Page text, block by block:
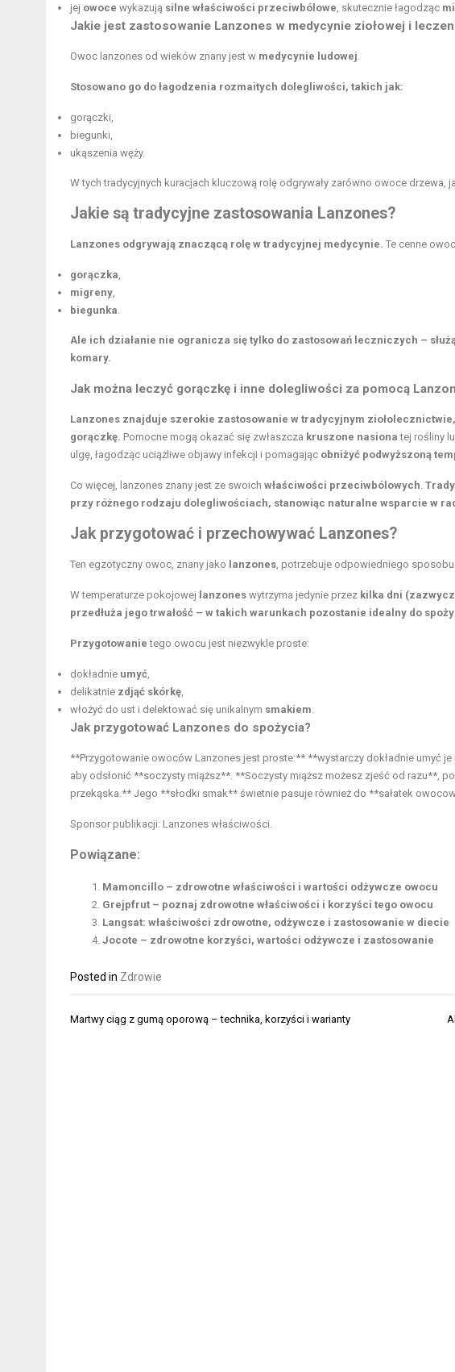
jej owoce wykazują silne właściwości przeciwbólowe , skutecznie łagodząc
Jakie jest zastosowanie Lanzones w medycynie ziołowej i
Owoc lanzones od wieków znany jest w medycynie ludowej
Stosowano go do łagodzenia rozmaitych dolegliwości, takich jak:
gorączki,
biegunki,
ukąszenia węży.
W tych tradycyjnych kuracjach kluczową rolę odgrywały zarówno owoce drzewa,
Jakie są tradycyjne zastosowania Lanzones?
Lanzones odgrywają znaczącą rolę w tradycyjnej medycynie. Te cenne
gorączka
migreny
biegunka
Ale ich działanie nie ogranicza się tylko do zastosowań leczniczych –
komary.
Jak można leczyć gorączkę i inne dolegliwości za pomocą
Lanzones znajduje szerokie zastosowanie w tradycyjnym
gorączkę. Pomocne mogą okazać się zwłaszcza kruszone nasiona tej rośliny
ulgę, łagodząc uciążliwe objawy infekcji i pomagając obniżyć podwyższoną
Co więcej, lanzones znany jest ze swoich właściwości przeciwbólowych
przy różnego rodzaju dolegliwościach, stanowiąc naturalne wsparcie w
Jak przygotować i przechowywać Lanzones?
Ten egzotyczny owoc, znany jako lanzones , potrzebuje odpowiedniego sposobu
W temperaturze pokojowej lanzones wytrzyma jedynie przez kilka dni
przedłuża jego trwałość – w takich warunkach pozostanie idealny do
Przygotowanie tego owocu jest niezwykle proste:
dokładnie umyć
delikatnie zdjąć skórkę
włożyć do ust i delektować się unikalnym smakiem
Jak przygotować Lanzones do spożycia?
**Przygotowanie owoców Lanzones jest proste:** **wystarczy dokładnie umyć
aby odsłonić **soczysty miąższ**. **Soczysty miąższ możesz zjeść od razu**,
przekąska.** Jego **słodki smak** świetnie pasuje również do **sałatek
Sponsor publikacji: Lanzones właściwości
Powiązane:
Mamoncillo – zdrowotne właściwości i wartości odżywcze owocu
Grejpfrut – poznaj zdrowotne właściwości i korzyści tego owocu
Langsat: właściwości zdrowotne, odżywcze i zastosowanie w diecie
Jocote – zdrowotne korzyści, wartości odżywcze i zastosowanie
Posted in Zdrowie
Nawigacja
Martwy ciąg z gumą oporową – technika, korzyści i warianty